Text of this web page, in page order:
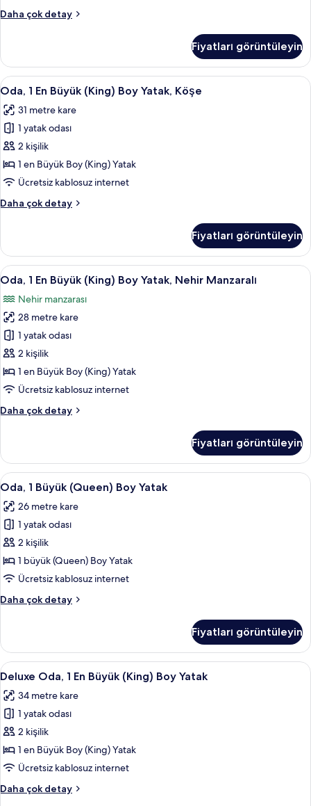
için
görün
Daha çok detay
Oda,
(King)
Boy
Yatak,
hakkında
daha
detay
Fiyatları görüntüleyin
Oda,
1
En
Büyük
(King)
Boy
Yatak,
için
görün
Oda, 1 En Büyük (King) Boy Yatak,
5
Oda, 1 En Büyük (King) Boy Yatak, Köşe
31 metre kare
1 yatak odası
2 kişilik
1 en Büyük Boy (King) Yatak
Ücretsiz kablosuz internet
Daha çok detay
Oda,
(King)
Boy
Yatak,
hakkında
daha
fazla
detay
Fiyatları görüntüleyin
Oda,
1
En
Büyük
(King)
Boy
Yatak,
Nehir
için
görün
Oda, 1 En Büyük (King) Boy Yatak,
5
Oda, 1 En Büyük (King) Boy Yatak, Nehir Manzaralı
Nehir manzarası
28 metre kare
1 yatak odası
2 kişilik
1 en Büyük Boy (King) Yatak
Ücretsiz kablosuz internet
Daha çok detay
Oda,
(King)
Boy
Yatak,
Manzaralı
hakkında
fazla
detay
Fiyatları görüntüleyin
Oda,
1
Büyük
(Queen)
Boy
Yatak
için
fotoğrafları
Oda, 1 Büyük (Queen) Boy Yatak |
5
Oda, 1 Büyük (Queen) Boy Yatak
26 metre kare
1 yatak odası
2 kişilik
1 büyük (Queen) Boy Yatak
Ücretsiz kablosuz internet
Daha çok detay
Oda,
Boy
Yatak
hakkında
fazla
detay
Fiyatları görüntüleyin
Deluxe
Oda,
1
En
Büyük
(King)
Boy
için
Deluxe Oda, 1 En Büyük (King) Boy
5
Deluxe Oda, 1 En Büyük (King) Boy Yatak
34 metre kare
1 yatak odası
2 kişilik
1 en Büyük Boy (King) Yatak
Ücretsiz kablosuz internet
Daha çok detay
Deluxe